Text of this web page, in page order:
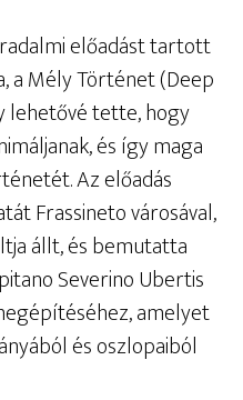
előadást tartott
a Mély Történet (Deep
lehetővé tette, hogy
és így maga
Az előadás
Frassineto városával,
állt, és bemutatta
Severino Ubertis
amelyet
és oszlopaiból